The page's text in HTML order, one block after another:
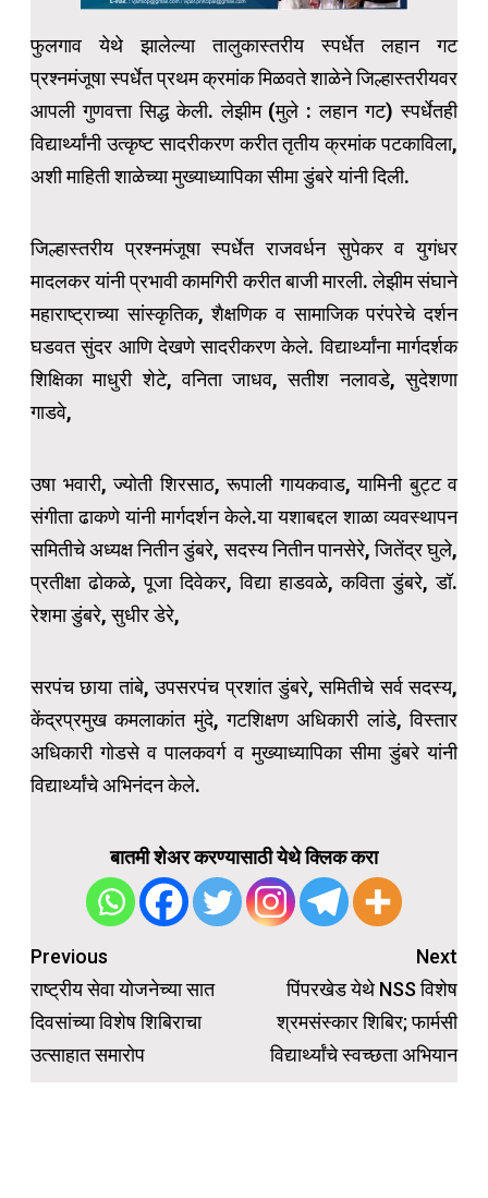
फुलगाव येथे झालेल्या तालुकास्तरीय स्पर्धेत लहान गट
प्रश्नमंजूषा स्पर्धेत प्रथम क्रमांक मिळवते शाळेने जिल्हास्तरीयवर
आपली गुणवत्ता सिद्ध केली. लेझीम (मुले : लहान गट) स्पर्धेतही
विद्यार्थ्यांनी उत्कृष्ट सादरीकरण करीत तृतीय क्रमांक पटकाविला,
अशी माहिती शाळेच्या मुख्याध्यापिका सीमा डुंबरे यांनी दिली.
जिल्हास्तरीय प्रश्नमंजूषा स्पर्धेत राजवर्धन सुपेकर व युगंधर
मादलकर यांनी प्रभावी कामगिरी करीत बाजी मारली. लेझीम संघाने
महाराष्ट्राच्या सांस्कृतिक, शैक्षणिक व सामाजिक परंपरेचे दर्शन
घडवत सुंदर आणि देखणे सादरीकरण केले. विद्यार्थ्यांना मार्गदर्शक
शिक्षिका माधुरी शेटे, वनिता जाधव, सतीश नलावडे, सुदेशणा
गाडवे,
उषा भवारी, ज्योती शिरसाठ, रूपाली गायकवाड, यामिनी बुट्ट व
संगीता ढाकणे यांनी मार्गदर्शन केले.या यशाबद्दल शाळा व्यवस्थापन
समितीचे अध्यक्ष नितीन डुंबरे, सदस्य नितीन पानसेरे, जितेंद्र घुले,
प्रतीक्षा ढोकळे, पूजा दिवेकर, विद्या हाडवळे, कविता डुंबरे, डॉ.
रेशमा डुंबरे, सुधीर डेरे,
सरपंच छाया तांबे, उपसरपंच प्रशांत डुंबरे, समितीचे सर्व सदस्य,
केंद्रप्रमुख कमलाकांत मुंदे, गटशिक्षण अधिकारी लांडे, विस्तार
अधिकारी गोडसे व पालकवर्ग व मुख्याध्यापिका सीमा डुंबरे यांनी
विद्यार्थ्यांचे अभिनंदन केले.
बातमी शेअर करण्यासाठी येथे क्लिक करा
Post
navigation
Previous
राष्ट्रीय सेवा योजनेच्या सात
दिवसांच्या विशेष शिबिराचा
उत्साहात समारोप
Next
पिंपरखेड येथे NSS विशेष
श्रमसंस्कार शिबिर; फार्मसी
विद्यार्थ्यांचे स्वच्छता अभियान